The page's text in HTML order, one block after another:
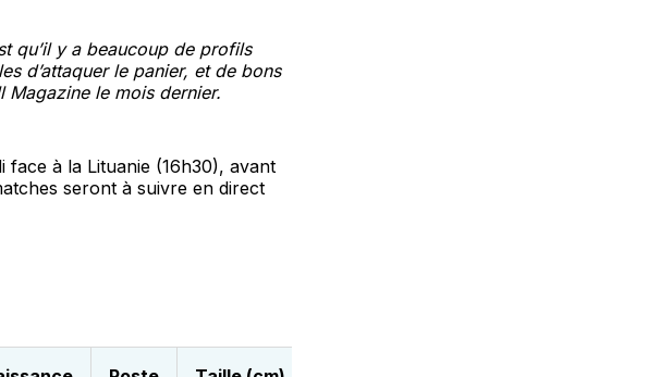
qu’il y a beaucoup de profils
d’attaquer le panier, et de bons
le mois dernier.
face à la Lituanie (16h30), avant
seront à suivre en direct